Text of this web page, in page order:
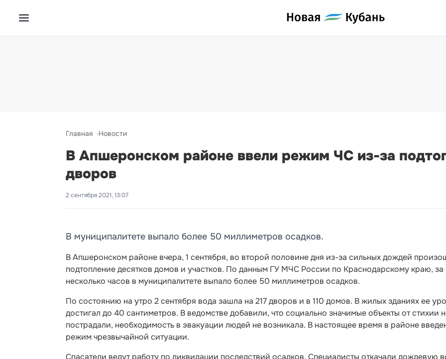
Главная Новости
В Апшеронском районе ввели режим ЧС из-за
дворов
2 сентября 2021, 13:07
В муниципалитете выпало более 50 миллиметров осадков.
В Апшеронском районе вчера, 1 сентября, во второй половине дня из-за сильных дождей
подтопление десятков домов и участков. По данным ГУ МЧС России по Краснодарскому краю, за
несколько часов в муниципалитете выпало более 50 миллиметров осадков.
По состоянию на утро 2 сентября вода зашла на 217 дворов и в 110 домов. В жилых зданиях ее
достигал до 40 сантиметров. В ведомстве добавили, что социально значимые объекты от стихии
пострадали, необходимость в эвакуации людей не возникала. В настоящее время в районе
режим чрезвычайной ситуации.
Спасатели ведут работу по ликвидации последствий осадков. Специалисты откачали дождевую